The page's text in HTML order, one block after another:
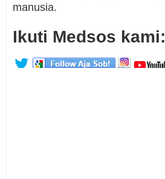
manusia.
Ikuti Medsos kami: